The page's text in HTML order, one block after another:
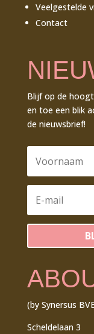
Veelgestelde
Contact
Blijf op de
en toe een blik
de nieuwsbrief!
(by Synersus
Scheldelaan 3